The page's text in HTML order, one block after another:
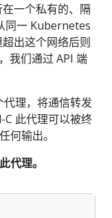
一个私有的、隔
同一 Kubernetes
出这个网络后则
我们通过 API 端
理，将通信转发
此代理可以被终
何输出。
代理。